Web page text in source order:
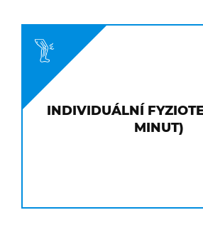
INDIVIDUÁLNÍ
MINUT)